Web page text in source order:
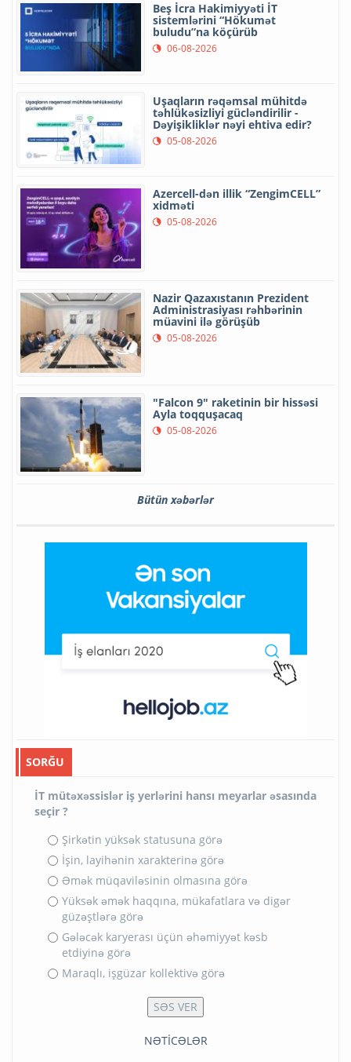
Beş İcra Hakimiyyəti İT
sistemlərini “Hökumət
buludu”na köçürüb
06-08-2026
Uşaqların rəqəmsal mühitdə
təhlükəsizliyi gücləndirilir -
Dəyişikliklər nəyi ehtiva edir?
05-08-2026
Azercell-dən illik “ZengimCELL”
xidməti
05-08-2026
Nazir Qazaxıstanın Prezident
Administrasiyası rəhbərinin
müavini ilə görüşüb
05-08-2026
"Falcon 9" raketinin bir hissəsi
Ayla toqquşacaq
05-08-2026
Bütün xəbərlər
SORĞU
İT mütəxəssislər iş yerlərini hansı meyarlar əsasında
seçir ?
Şirkətin yüksək statusuna görə
İşin, layihənin xarakterinə görə
Əmək müqaviləsinin olmasına görə
Yüksək əmək haqqına, mükafatlara və digər
güzəştlərə görə
Gələcək karyerası üçün əhəmiyyət kəsb
etdiyinə görə
Maraqlı, işgüzar kollektivə görə
NƏTİCƏLƏR